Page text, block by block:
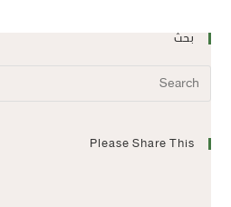
بحث
Please Share This